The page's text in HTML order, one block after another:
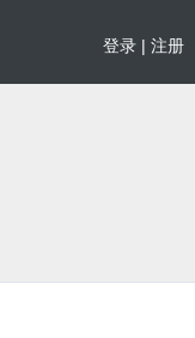
登录 | 注册